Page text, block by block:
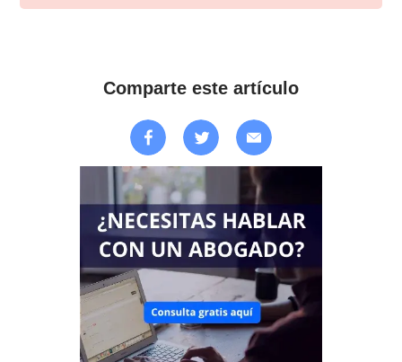
Comparte este artículo